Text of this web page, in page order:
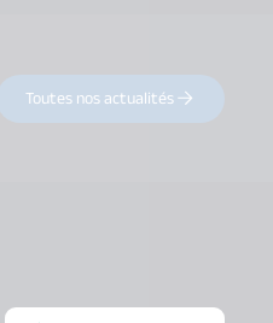
Toutes nos actualités